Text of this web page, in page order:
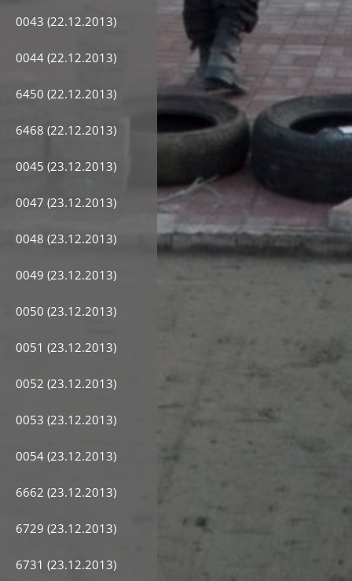
0043 (22.12.2013)
0044 (22.12.2013)
6450 (22.12.2013)
6468 (22.12.2013)
0045 (23.12.2013)
0047 (23.12.2013)
0048 (23.12.2013)
0049 (23.12.2013)
0050 (23.12.2013)
0051 (23.12.2013)
0052 (23.12.2013)
0053 (23.12.2013)
0054 (23.12.2013)
6662 (23.12.2013)
6729 (23.12.2013)
6731 (23.12.2013)